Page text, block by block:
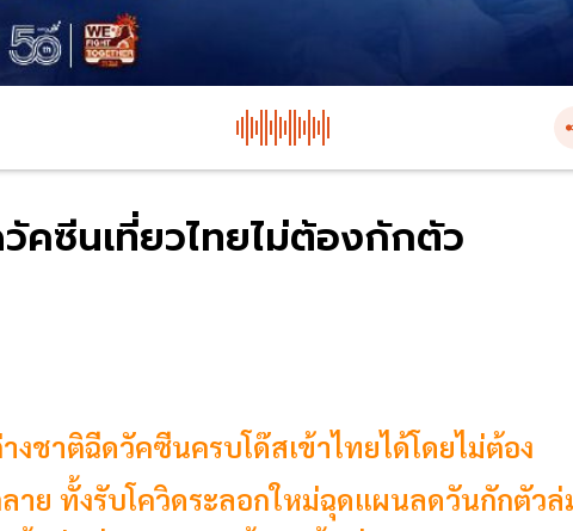
คซีนเที่ยวไทยไม่ต้องกักตัว
งชาติฉีดวัคซีนครบโด๊สเข้าไทยได้โดยไม่ต้อง
าย ทั้งรับโควิดระลอกใหม่ฉุดแผนลดวันกักตัวล่